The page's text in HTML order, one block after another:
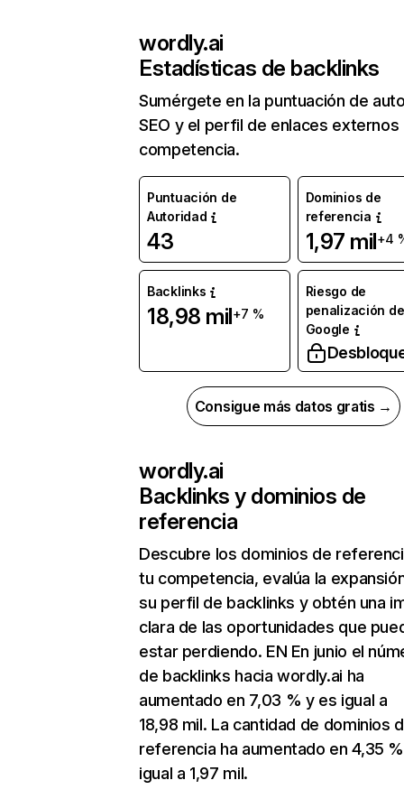
wordly.ai
Estadísticas de backlinks
Sumérgete en la puntuación de
SEO y el perfil de enlaces externos
competencia.
Puntuación de
Autoridad
43
Dominios de
referencia
1,97 mil+4
Backlinks
18,98 mil+7 %
Riesgo de
penalización de
Google
Consigue más datos gratis →
wordly.ai
Backlinks y dominios de
referencia
Descubre los dominios de
tu competencia, evalúa la
su perfil de backlinks y obtén una
clara de las oportunidades que
estar perdiendo. EN En junio el
de backlinks hacia wordly.ai ha
aumentado en 7,03 % y es igual a
18,98 mil. La cantidad de dominios
referencia ha aumentado en 4,35
igual a 1,97 mil.